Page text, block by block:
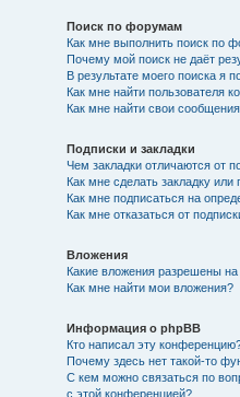
Поиск по форумам
Как мне выполнить поиск по
Почему мой поиск не даёт
В результате моего поиска я
Как мне найти пользователя
Как мне найти свои
Подписки и закладки
Чем закладки отличаются от
Как мне сделать закладку
Как мне подписаться на
Как мне отказаться от
Вложения
Какие вложения разрешены
Как мне найти мои вложения?
Информация о phpBB
Кто написал эту
Почему здесь нет такой-то
С кем можно связаться по
с этой конференцией?